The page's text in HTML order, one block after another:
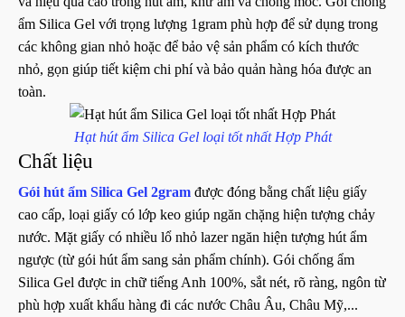
ẩm Silica Gel với trọng lượng 1gram phù hợp để sử dụng trong
các không gian nhỏ hoặc để bảo vệ sản phẩm có kích thước
nhỏ, gọn giúp tiết kiệm chi phí và bảo quản hàng hóa được an
toàn.
Hạt hút ẩm Silica Gel loại tốt nhất Hợp Phát
Chất liệu
Gói hút ẩm Silica Gel 2gram được đóng bằng chất liệu giấy
cao cấp, loại giấy có lớp keo giúp ngăn chặng hiện tượng chảy
nước. Mặt giấy có nhiều lổ nhỏ lazer ngăn hiện tượng hút ẩm
ngược (từ gói hút ẩm sang sản phẩm chính). Gói chống ẩm
Silica Gel được in chữ tiếng Anh 100%, sắt nét, rõ ràng, ngôn từ
phù hợp xuất khẩu hàng đi các nước Châu Âu, Châu Mỹ,...